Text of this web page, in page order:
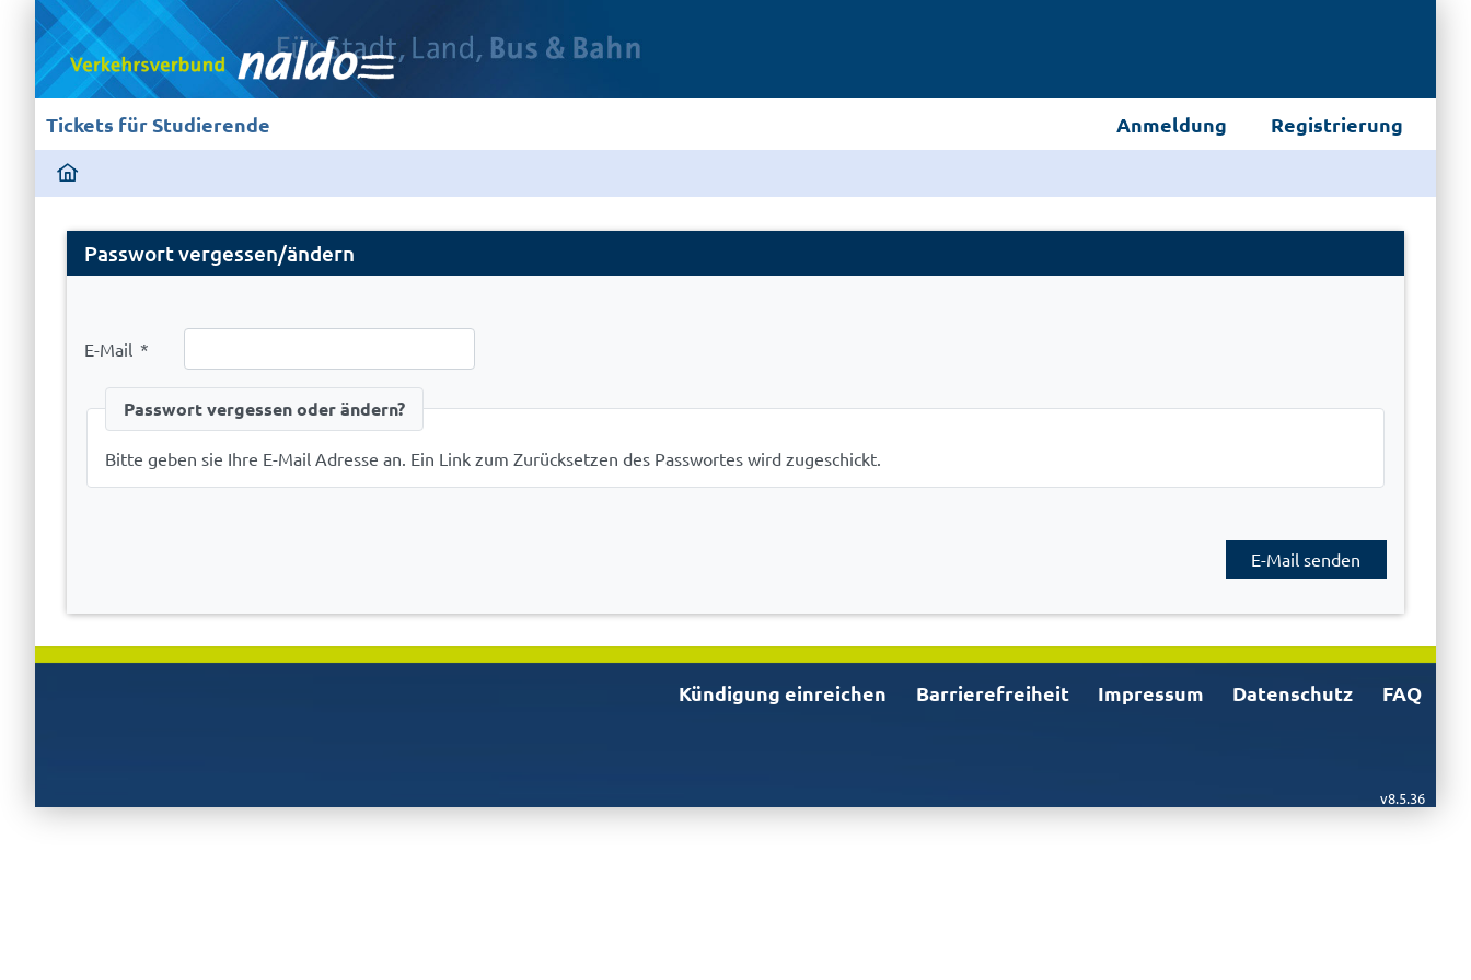
Tickets für Studierende Anmeldung
Registrierung
ding
home
Password
Forgotten
Passwort vergessen/ändern
E-Mail *
Passwort vergessen oder ändern?
Bitte geben sie Ihre E-Mail Adresse an. Ein Link zum Zurücksetzen des Passwortes wird zugeschickt.
E-Mail senden
Kündigung einreichen Barrierefreiheit Impressum Datenschutz FAQ
v8.5.36